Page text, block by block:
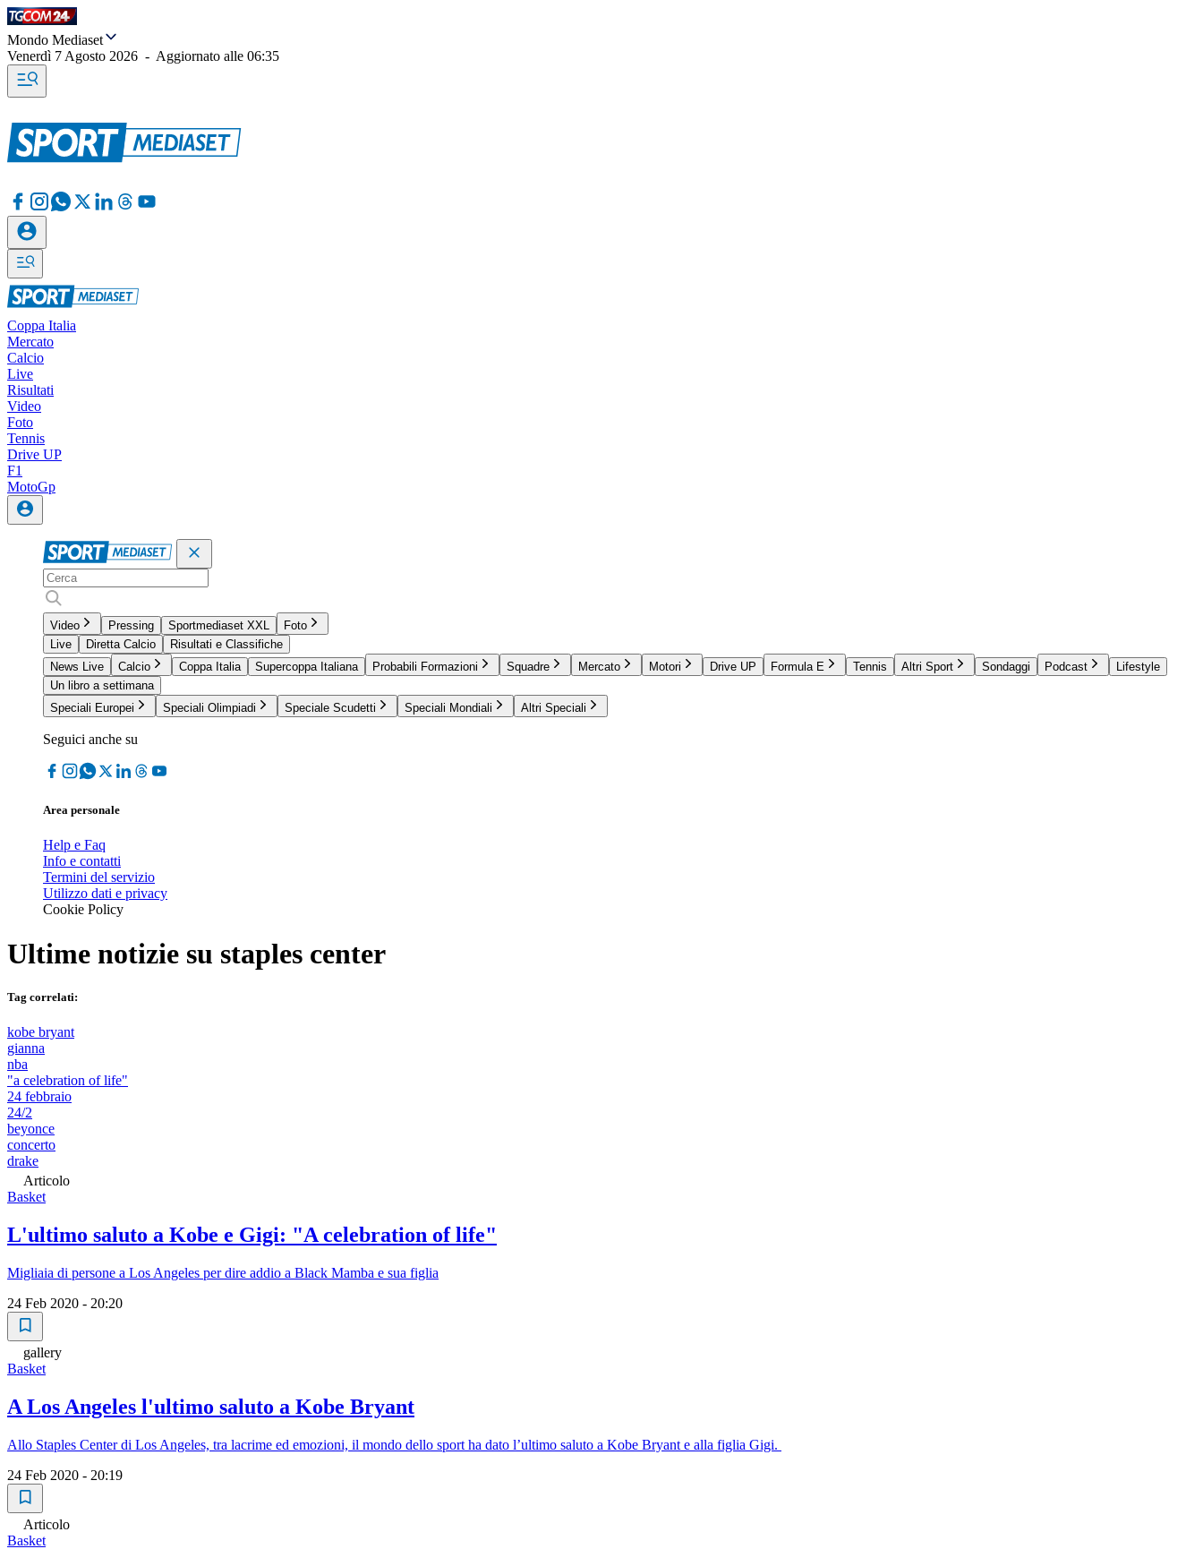
Mondo Mediaset
Venerdì 7 Agosto 2026 - Aggiornato alle 06:35
Coppa Italia
Mercato
Calcio
Live
Risultati
Video
Foto
Tennis
Drive UP
F1
MotoGp
Video Pressing Sportmediaset XXL
Foto
Live
Diretta Calcio
Risultati e Classifiche
News Live
Calcio Coppa Italia Supercoppa Italiana Probabili Formazioni Squadre Mercato Motori Drive UP Formula E Tennis Altri Sport Sondaggi Podcast
Lifestyle
Un libro a settimana
Speciali Europei
Speciali Olimpiadi Speciale Scudetti Speciali Mondiali Altri Speciali
Seguici anche su
Area personale
Help e Faq
Info e contatti
Termini del servizio
Utilizzo dati e privacy
Cookie Policy
Ultime notizie su staples center
Tag correlati:
kobe bryant
gianna
nba
"a celebration of life"
24 febbraio
24/2
beyonce
concerto
drake
Articolo
Basket
L'ultimo saluto a Kobe e Gigi: "A celebration of life"
Migliaia di persone a Los Angeles per dire addio a Black Mamba e sua figlia
24 Feb 2020 - 20:20
gallery
Basket
A Los Angeles l'ultimo saluto a Kobe Bryant
Allo Staples Center di Los Angeles, tra lacrime ed emozioni, il mondo dello sport ha dato l’ultimo saluto a Kobe Bryant e alla figlia Gigi.
24 Feb 2020 - 20:19
Articolo
Basket